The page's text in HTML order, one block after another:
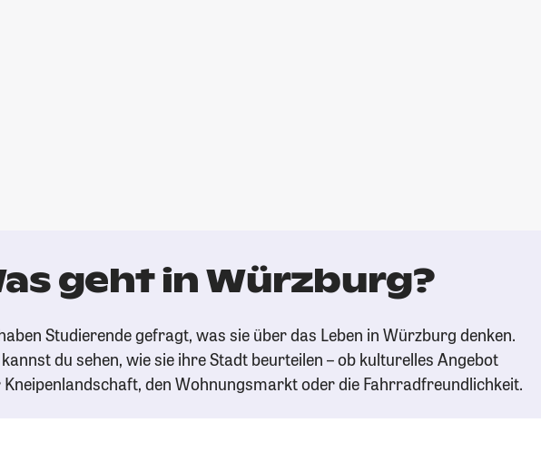
geht in Würzburg?
Studierende gefragt, was sie über das Leben in Würzburg denken.
du sehen, wie sie ihre Stadt beurteilen – ob kulturelles Angebot
den Wohnungsmarkt oder die Fahrradfreundlichkeit.